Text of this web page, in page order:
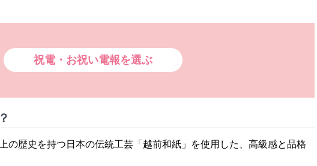
祝電・お祝い電報を選ぶ
の歴史を持つ日本の伝統工芸「越前和紙」を使用した、高級感と品格